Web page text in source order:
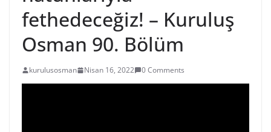
fethedeceğiz! – Kuruluş
Osman 90. Bölüm
kurulusosman Nisan 16, 2022 0 Comments